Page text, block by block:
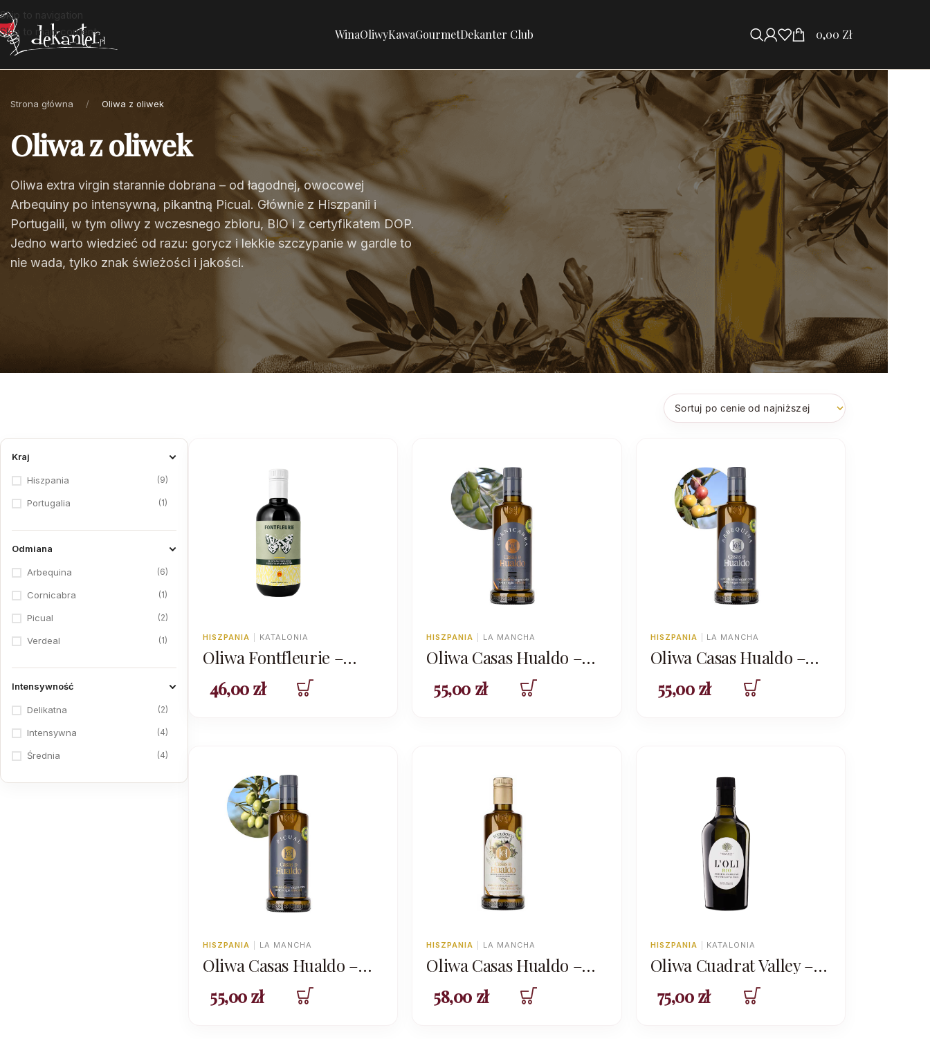
Skip to navigation
Skip to main content
WinaOliwyKawaGourmetDekanter Club 0,00 Zł
Strona główna / Oliwa z oliwek
Oliwa z oliwek
Oliwa extra virgin starannie dobrana – od łagodnej, owocowej
Arbequiny po intensywną, pikantną Picual. Głównie z Hiszpanii i
Portugalii, w tym oliwy z wczesnego zbioru, BIO i z certyfikatem DOP.
Jedno warto wiedzieć od razu: gorycz i lekkie szczypanie w gardle to
nie wada, tylko znak świeżości i jakości.
Kraj
Hiszpania 9
Portugalia 1
Odmiana
Arbequina 6
Cornicabra 1
Picual 2
Verdeal 1
Intensywność
Delikatna 2
Intensywna 4
Średnia 4
HISZPANIA KATALONIA
Oliwa Fontfleurie –
Arbequina DOP Les
Garrigues
46,00zł
HISZPANIA LA MANCHA
Oliwa Casas Hualdo –
Cornicabra 500ml –
kampania 2024/2025
55,00 zł
HISZPANIA LA MANCHA
Oliwa Casas Hualdo –
Arbequina 500ml –
kampania 2024/2025
55,00zł
HISZPANIA LA MANCHA
Oliwa Casas Hualdo –
Picual 500ml – kampania
2024/2025
55,00zł
HISZPANIA LA MANCHA
Oliwa Casas Hualdo –
Ecologico 500ml –
kampania 2024/2025
58,00 zł
HISZPANIA KATALONIA
Oliwa Cuadrat Valley –
L’Oli Reserva Familiar
Arbequina
75,00zł